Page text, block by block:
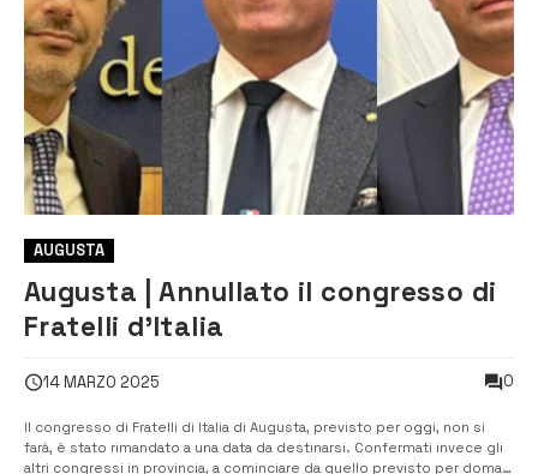
AUGUSTA
Augusta | Annullato il congresso di
Fratelli d’Italia
14 MARZO 2025 0
Il congresso di Fratelli di Italia di Augusta, previsto per oggi, non si
farà, è stato rimandato a una data da destinarsi. Confermati invece gli
altri congressi in provincia, a cominciare da quello previsto per domani